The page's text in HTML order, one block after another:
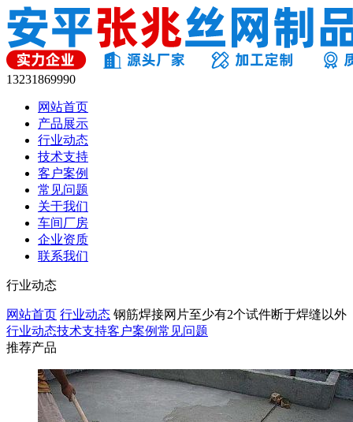
13231869990
网站首页
产品展示
行业动态
技术支持
客户案例
常见问题
关于我们
车间厂房
企业资质
联系我们
行业动态
网站首页 行业动态 钢筋焊接网片至少有2个试件断于焊缝以外
行业动态技术支持客户案例常见问题
推荐产品